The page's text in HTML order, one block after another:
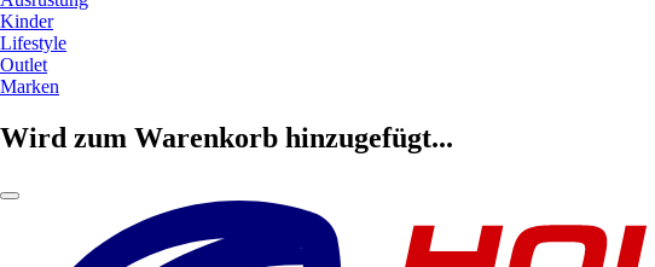
Kinder
Lifestyle
Outlet
Marken
Wird zum Warenkorb hinzugefügt...